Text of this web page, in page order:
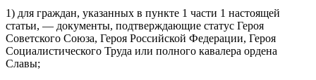
1) для граждан, указанных в пункте 1 части 1 настоящей
статьи, — документы, подтверждающие статус Героя
Советского Союза, Героя Российской Федерации, Героя
Социалистического Труда или полного кавалера ордена
Славы;